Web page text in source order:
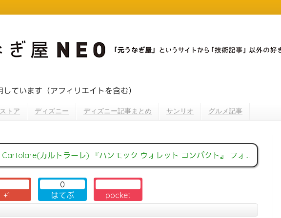
ています（アフィリエイトを含む）
トア ディズニー ディズニー記事まとめ サンリオ グルメ記事
Cartolare(カルトラーレ) 『ハンモック ウォレット コンパクト』 フォトレビュー #カルトラーレ
+1
0
はてぶ
pocket